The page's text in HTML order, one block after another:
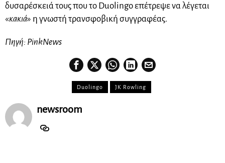
δυσαρέσκειά τους που το Duolingo επέτρεψε να λέγεται
«κακιά» η γνωστή τρανσφοβική συγγραφέας.
Πηγή: PinkNews
Duolingo JK Rowling
newsroom